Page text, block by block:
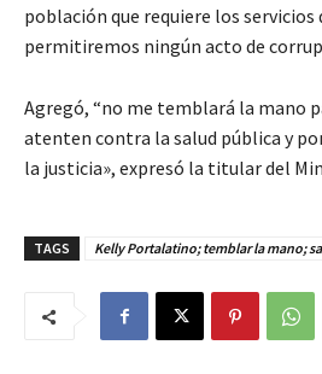
población que requiere los servicios
permitiremos ningún acto de
Agregó, “no me temblará la mano
atenten contra la salud pública y
la justicia», expresó la titular del
TAGS Kelly Portalatino; temblar la mano;